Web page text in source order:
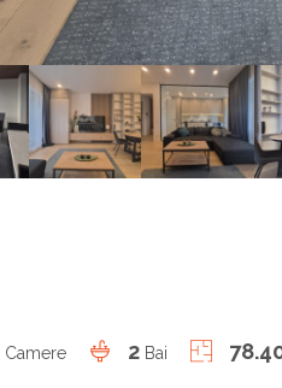
Camere 2 Bai